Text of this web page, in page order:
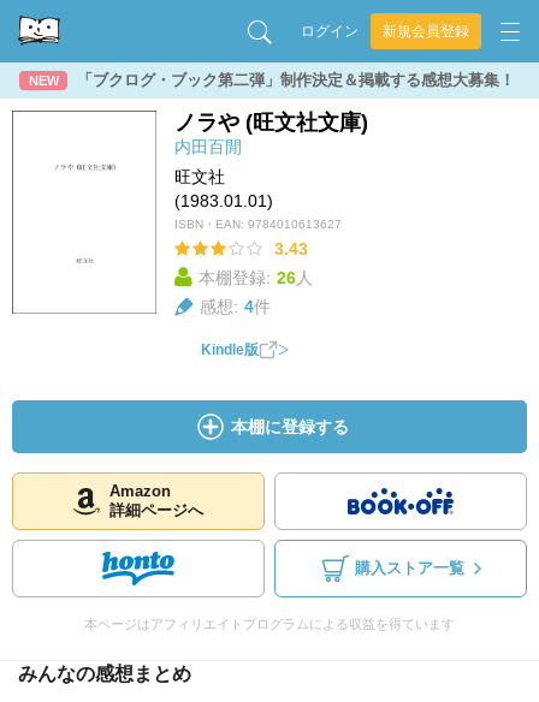
ログイン 新規会員登録
NEW 「ブクログ・ブック第二弾」制作決定＆掲載する感想大募集！
ノラや (旺文社文庫)
内田百閒
旺文社
(1983.01.01)
ISBN・EAN: 9784010613627
3.43
本棚登録: 26人
感想: 4件
Kindle版
本棚に登録する
Amazon
詳細ページへ
購入ストア一覧
本ページはアフィリエイトプログラムによる収益を得ています
みんなの感想まとめ